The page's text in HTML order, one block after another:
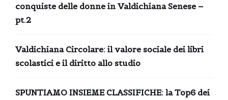
conquiste delle donne in Valdichiana Senese –
pt.2
Valdichiana Circolare: il valore sociale dei libri
scolastici e il diritto allo studio
SPUNTIAMO INSIEME CLASSIFICHE: la Top6 dei